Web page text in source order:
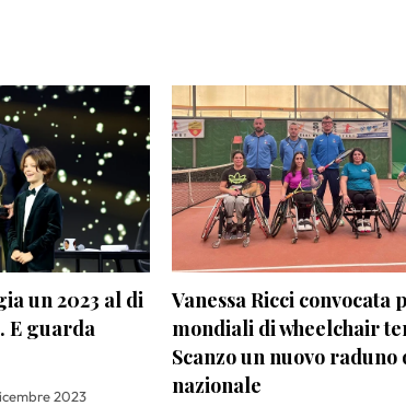
un 2023 al di
E guarda
2023
Vanessa Ricci convocata
mondiali di wheelchair
Scanzo un nuovo raduno
nazionale